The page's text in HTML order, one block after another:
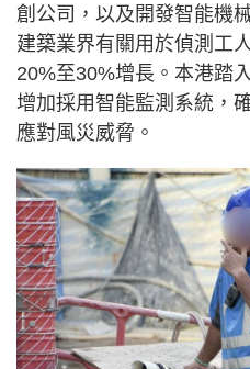
創公司，以及開發智能機
建築業界有關用於偵測工
20%至30%增長。本港踏
增加採用智能監測系統，
應對風災威脅。